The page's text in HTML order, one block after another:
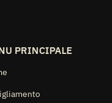
PRINCIPALE